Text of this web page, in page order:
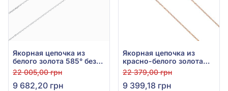
Якорная цепочка из
белого золота 585° без
вставки, арт. 1000011б
22 005,00 грн
9 682,20 грн
Якорная цепочка из
красно-белого золота
585°, без вставки, арт.
101139
22 379,00 грн
9 399,18 грн